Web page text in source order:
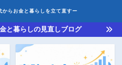
らお金と暮らしを立て直すー
と暮らしの見直しブログ